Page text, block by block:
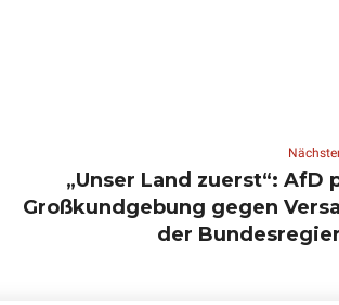
„Unser Land zuerst“: AfD
Großkundgebung gegen
der